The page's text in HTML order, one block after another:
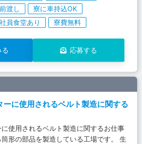
渡し
寮に車持込OK
社員食堂あり 寮費無料
る 応募する
ーに使用されるベルト製造に関する
に使用されるベルト製造に関するお仕事
形の部品を製造している工場です。 生